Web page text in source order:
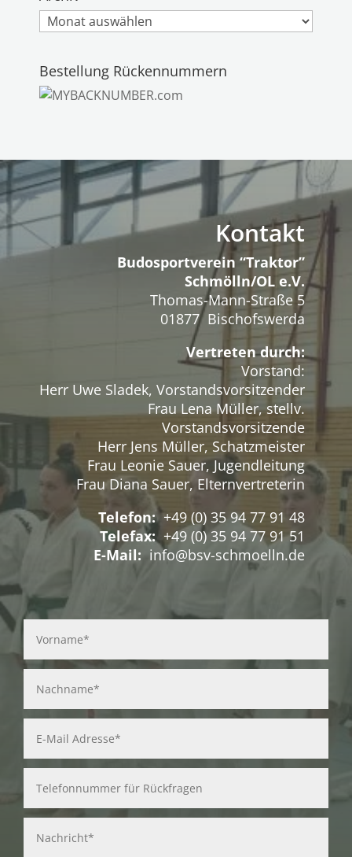
Archiv
Bestellung Rückennummern
Kontakt
Budosportverein “Traktor”
Schmölln/OL e.V.
Thomas-Mann-Straße 5
01877 Bischofswerda
Vertreten durch:
Vorstand:
Herr Uwe Sladek, Vorstandsvorsitzender
Frau Lena Müller, stellv.
Vorstandsvorsitzende
Herr Jens Müller, Schatzmeister
Frau Leonie Sauer, Jugendleitung
Frau Diana Sauer, Elternvertreterin
Telefon:+49 (0) 35 94 77 91 48
Telefax: +49 (0) 35 94 77 91 51
E-Mail: info@bsv-schmoelln.de